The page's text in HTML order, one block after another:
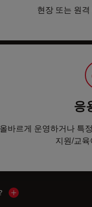
현장 또는 원
응
바르게 운영하거나 특
지원/교
Show local contacts